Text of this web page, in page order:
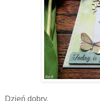
Dzień dobry.